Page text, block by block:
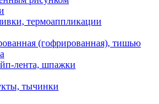
термоаппликации
(гофрированная), тишью
лента, шпажки
тычинки